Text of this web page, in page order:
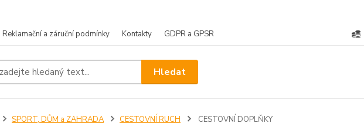
Reklamační a záruční podmínky Kontakty GDPR a GPSR
Hledat
SPORT, DŮM a ZAHRADA CESTOVNÍ RUCH CESTOVNÍ DOPLŇKY